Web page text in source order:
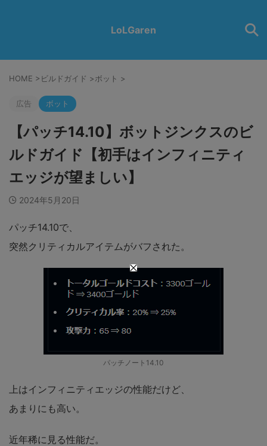
LoLGaren
HOME > ビルドガイド >ボット >
広告 ボット
【パッチ14.10】ボットジンクスのビ
ルドガイド【初手はインフィニティ
エッジが望ましい】
2024年5月20日
パッチ14.10で、
突然クリティカルアイテムがバフされた。
パッチノート14.10
上はインフィニティエッジの性能だけど、
あまりにも高い。
近年稀に見る性能だ。